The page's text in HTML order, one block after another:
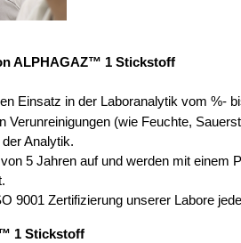
ALPHAGAZ™ 1 Stickstoff
Einsatz in der Laboranalytik vom %-
Verunreinigungen (wie Feuchte,
Analytik.
5 Jahren auf und werden mit einem
9001 Zertifizierung unserer Labore
1 Stickstoff